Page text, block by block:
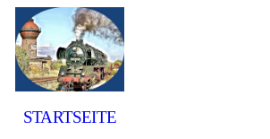
STARTSEITE